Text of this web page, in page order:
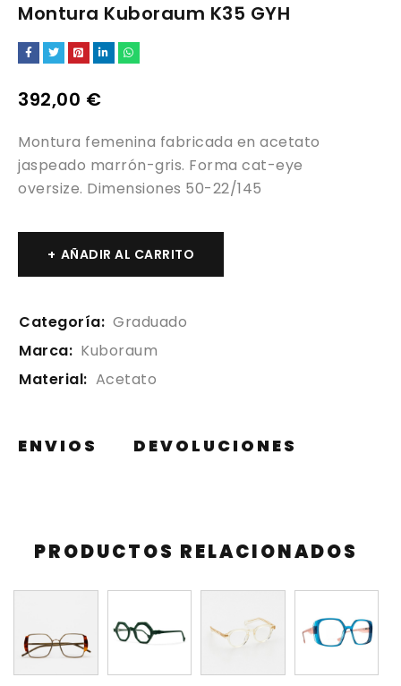
Montura Kuboraum K35 GYH
392,00 €
Montura femenina fabricada en acetato
jaspeado marrón-gris. Forma cat-eye
oversize. Dimensiones 50-22/145
AÑADIR AL CARRITO
Categoría: Graduado
Marca: Kuboraum
Material: Acetato
ENVIOS DEVOLUCIONES
PRODUCTOS RELACIONADOS